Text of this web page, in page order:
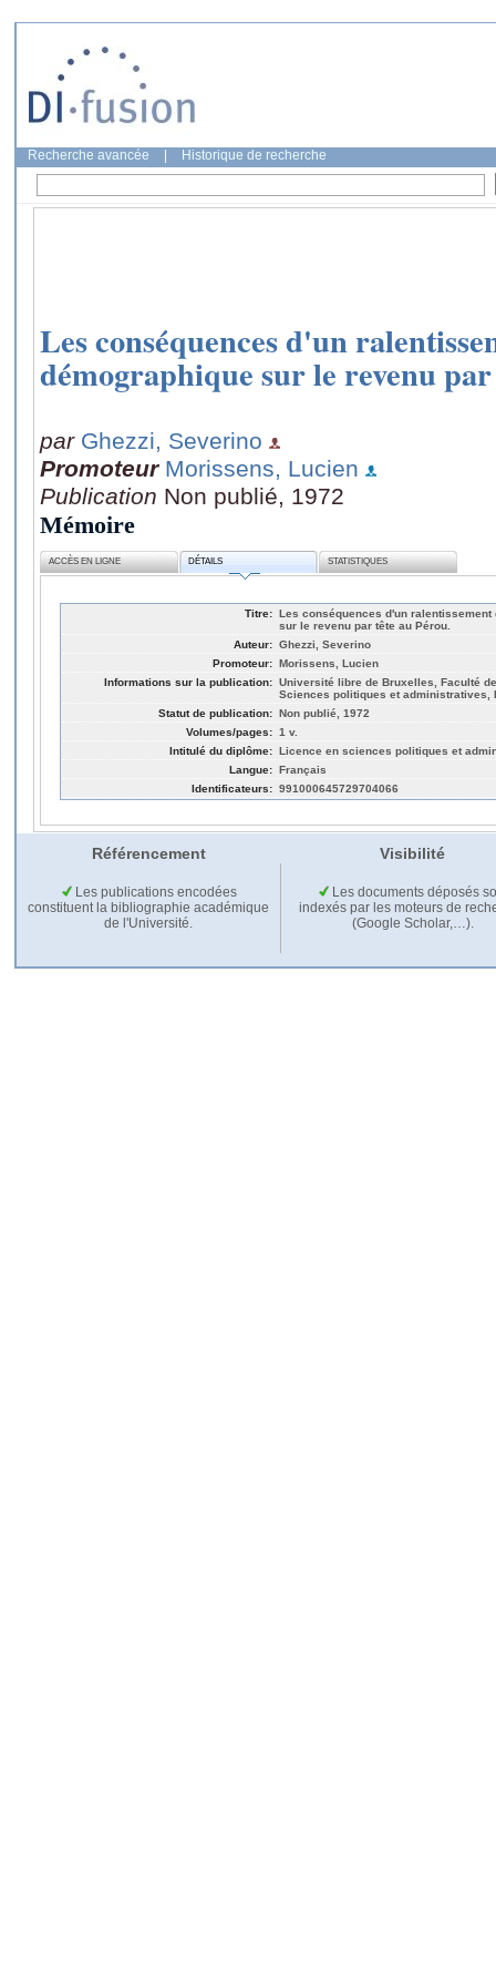
Recherche avancée Historique de recherche
Les conséquences d'un
démographique sur le revenu
par Ghezzi, Severino
Promoteur Morissens, Lucien
Publication Non publié, 1972
Mémoire
ACCÈS EN LIGNE DÉTAILS STATISTIQUES
Titre: Les conséquences d'un
sur le revenu par tête au Pérou.
Auteur: Ghezzi, Severino
Promoteur: Morissens, Lucien
Informations sur la publication: Université libre de Bruxelles, Faculté
Sciences politiques et administratives,
Statut de publication: Non publié, 1972
Volumes/pages: 1 v.
Intitulé du diplôme: Licence en sciences politiques et
Langue: Français
Identificateurs: 991000645729704066
Référencement Visibilité
Les publications encodées
constituent la bibliographie académique
de l'Université.
Les documents déposés
indexés par les moteurs de
(Google Scholar,…).